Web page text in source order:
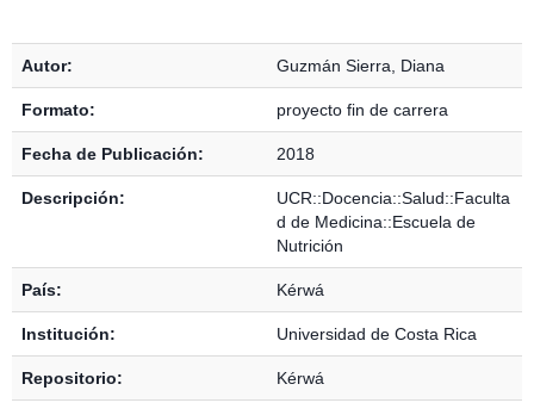
Autor: Guzmán Sierra, Diana
Formato: proyecto fin de carrera
Fecha de Publicación: 2018
Descripción:
UCR::Docencia::Salud::Faculta
d de Medicina::Escuela de
Nutrición
País: Kérwá
Institución: Universidad de Costa Rica
Repositorio: Kérwá